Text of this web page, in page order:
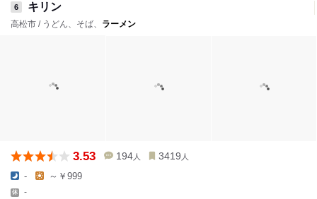
6 キリン
高松市 / うどん、そば、 ラーメン
3.53 194 人 3419 人
- ～￥999
-